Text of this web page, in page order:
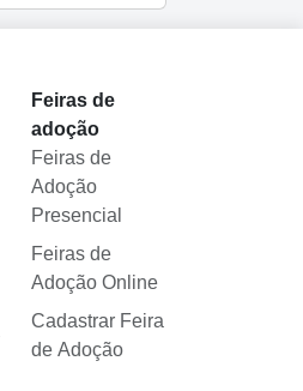
Feiras de
adoção
Feiras de
Adoção
Presencial
Feiras de
Adoção Online
Cadastrar Feira
de Adoção